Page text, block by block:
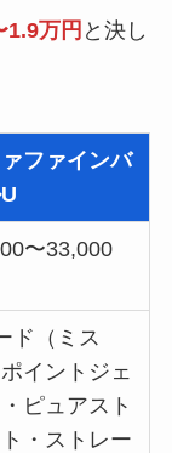
1.9万円 と決し
ァファインバ
〜33,000
ド（ミス
ポイントジェ
ピュアスト
・ストレー